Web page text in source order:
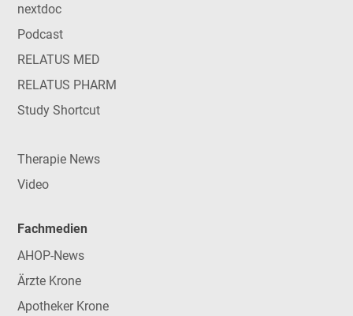
nextdoc
Podcast
RELATUS MED
RELATUS PHARM
Study Shortcut
Therapie News
Video
Fachmedien
AHOP-News
Ärzte Krone
Apotheker Krone